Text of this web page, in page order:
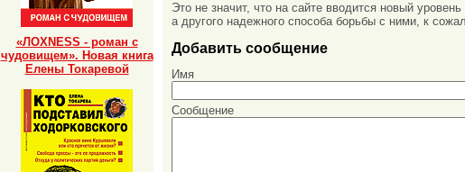
Это не значит, что на сайте вводится новый
а другого надежного способа борьбы с ними, к
Добавить сообщение
Имя
Сообщение
«ЛОХNESS - роман с
чудовищем». Новая книга
Елены Токаревой